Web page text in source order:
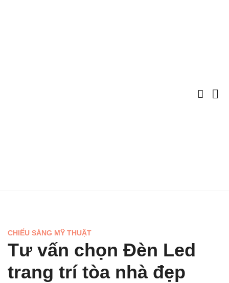
CHIẾU SÁNG MỸ THUẬT
Tư vấn chọn Đèn Led
trang trí tòa nhà đẹp